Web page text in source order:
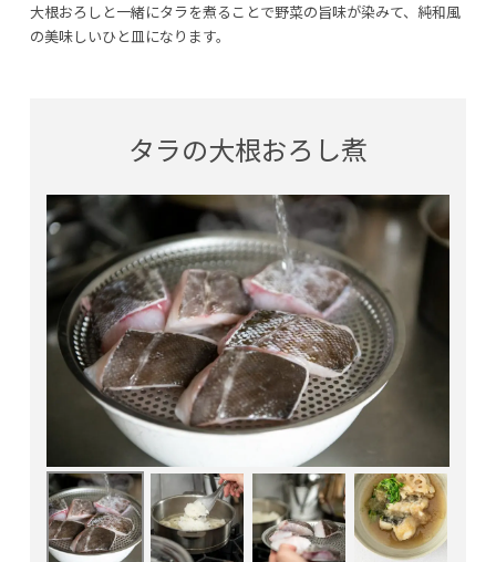
大根おろしと一緒にタラを煮ることで野菜の旨味が染みて、純和風
の美味しいひと皿になります。
タラの大根おろし煮